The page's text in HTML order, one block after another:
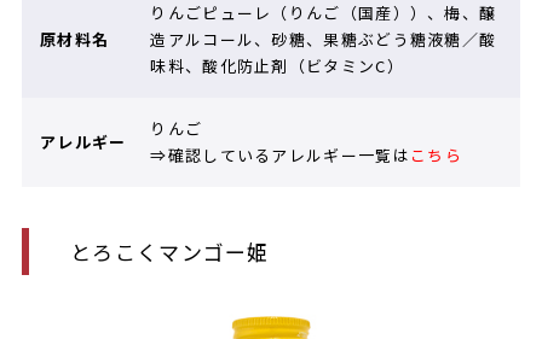
原材料名
りんごピューレ（りんご（国産））、梅、醸
造アルコール、砂糖、果糖ぶどう糖液糖／酸
味料、酸化防止剤（ビタミンC）
アレルギー
りんご
⇒確認しているアレルギー一覧は こちら
とろこくマンゴー姫